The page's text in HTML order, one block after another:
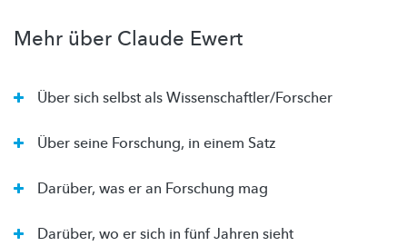
Mehr über Claude Ewert
Über sich selbst als Wissenschaftler/Forscher
Über seine Forschung, in einem Satz
Darüber, was er an Forschung mag
Darüber, wo er sich in fünf Jahren sieht